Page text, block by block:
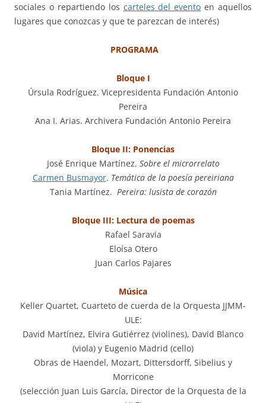
sociales o repartiendo los carteles del evento en aquellos
lugares que conozcas y que te parezcan de interés)
PROGRAMA
Bloque I
Úrsula Rodríguez. Vicepresidenta Fundación Antonio
Pereira
Ana I. Arias. Archivera Fundación Antonio Pereira
Bloque II: Ponencias
José Enrique Martínez. Sobre el microrrelato
Carmen Busmayor. Temática de la poesía pereiriana
Tania Martínez. Pereira: lusista de corazón
Bloque III: Lectura de poemas
Rafael Saravia
Eloísa Otero
Juan Carlos Pajares
Música
Keller Quartet, Cuarteto de cuerda de la Orquesta JJMM-
ULE:
David Martínez, Elvira Gutiérrez (violines), David Blanco
(viola) y Eugenio Madrid (cello)
Obras de Haendel, Mozart, Dittersdorff, Sibelius y
Morricone
(selección Juan Luis García, Director de la Orquesta de la